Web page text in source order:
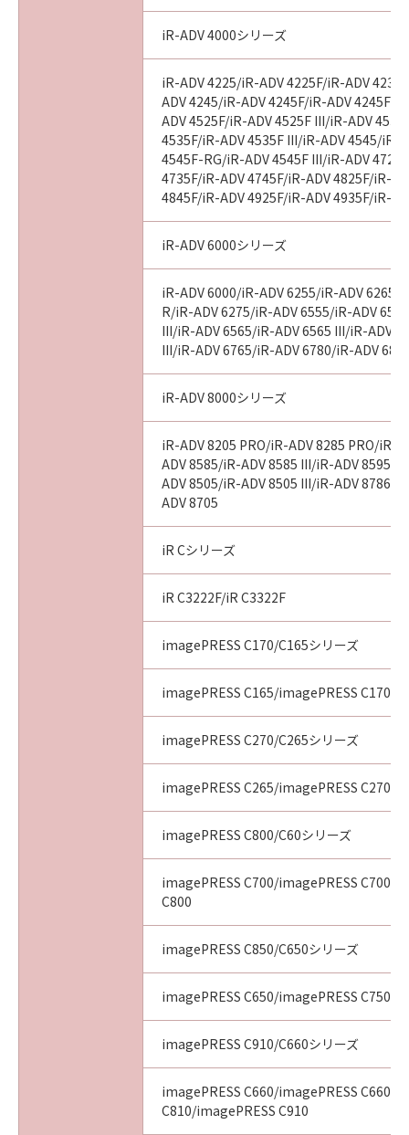
iR-ADV 4000シリーズ
iR-ADV 4225/iR-ADV 4225F/iR-ADV
ADV 4245/iR-ADV 4245F/iR-ADV 4245F-
ADV 4525F/iR-ADV 4525F III/iR-ADV
4535F/iR-ADV 4535F III/iR-ADV 4545/iR-
4545F-RG/iR-ADV 4545F III/iR-ADV
4735F/iR-ADV 4745F/iR-ADV 4825F/iR-
4845F/iR-ADV 4925F/iR-ADV 4935F/iR-
iR-ADV 6000シリーズ
iR-ADV 6000/iR-ADV 6255/iR-ADV 6265/
R/iR-ADV 6275/iR-ADV 6555/iR-ADV
III/iR-ADV 6565/iR-ADV 6565 III/iR-ADV
III/iR-ADV 6765/iR-ADV 6780/iR-ADV
iR-ADV 8000シリーズ
iR-ADV 8205 PRO/iR-ADV 8285 PRO/iR-
ADV 8585/iR-ADV 8585 III/iR-ADV 8595/
ADV 8505/iR-ADV 8505 III/iR-ADV 8786/
ADV 8705
iR Cシリーズ
iR C3222F/iR C3322F
imagePRESS C170/C165シリーズ
imagePRESS C165/imagePRESS C170
imagePRESS C270/C265シリーズ
imagePRESS C265/imagePRESS C270
imagePRESS C800/C60シリーズ
imagePRESS C700/imagePRESS C700L/
C800
imagePRESS C850/C650シリーズ
imagePRESS C650/imagePRESS C750/
imagePRESS C910/C660シリーズ
imagePRESS C660/imagePRESS
C810/imagePRESS C910